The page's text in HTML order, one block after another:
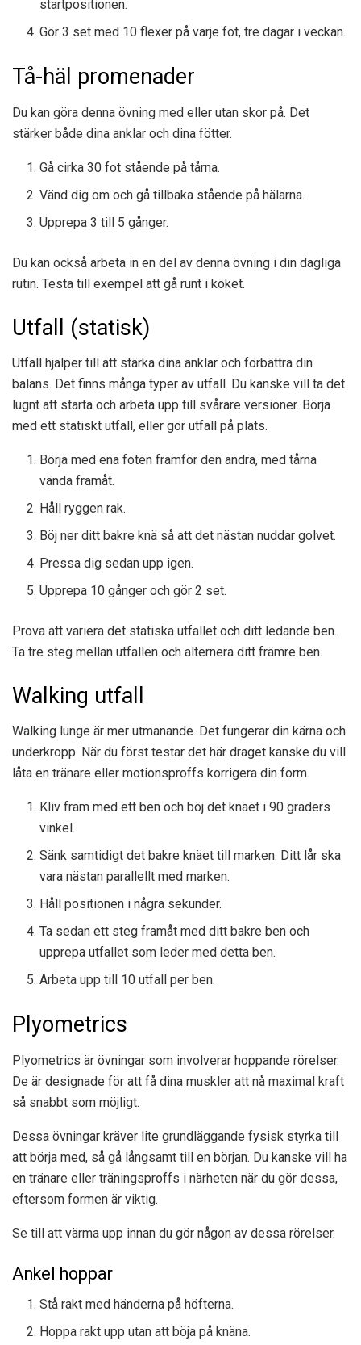
startpositionen.
Gör 3 set med 10 flexer på varje fot, tre dagar i veckan.
Tå-häl promenader
Du kan göra denna övning med eller utan skor på. Det
stärker både dina anklar och dina fötter.
Gå cirka 30 fot stående på tårna.
Vänd dig om och gå tillbaka stående på hälarna.
Upprepa 3 till 5 gånger.
Du kan också arbeta in en del av denna övning i din dagliga
rutin. Testa till exempel att gå runt i köket.
Utfall (statisk)
Utfall hjälper till att stärka dina anklar och förbättra din
balans. Det finns många typer av utfall. Du kanske vill ta det
lugnt att starta och arbeta upp till svårare versioner. Börja
med ett statiskt utfall, eller gör utfall på plats.
Börja med ena foten framför den andra, med tårna
vända framåt.
Håll ryggen rak.
Böj ner ditt bakre knä så att det nästan nuddar golvet.
Pressa dig sedan upp igen.
Upprepa 10 gånger och gör 2 set.
Prova att variera det statiska utfallet och ditt ledande ben.
Ta tre steg mellan utfallen och alternera ditt främre ben.
Walking utfall
Walking lunge är mer utmanande. Det fungerar din kärna och
underkropp. När du först testar det här draget kanske du vill
låta en tränare eller motionsproffs korrigera din form.
Kliv fram med ett ben och böj det knäet i 90 graders
vinkel.
Sänk samtidigt det bakre knäet till marken. Ditt lår ska
vara nästan parallellt med marken.
Håll positionen i några sekunder.
Ta sedan ett steg framåt med ditt bakre ben och
upprepa utfallet som leder med detta ben.
Arbeta upp till 10 utfall per ben.
Plyometrics
Plyometrics är övningar som involverar hoppande rörelser.
De är designade för att få dina muskler att nå maximal kraft
så snabbt som möjligt.
Dessa övningar kräver lite grundläggande fysisk styrka till
att börja med, så gå långsamt till en början. Du kanske vill ha
en tränare eller träningsproffs i närheten när du gör dessa,
eftersom formen är viktig.
Se till att värma upp innan du gör någon av dessa rörelser.
Ankel hoppar
Stå rakt med händerna på höfterna.
Hoppa rakt upp utan att böja på knäna.